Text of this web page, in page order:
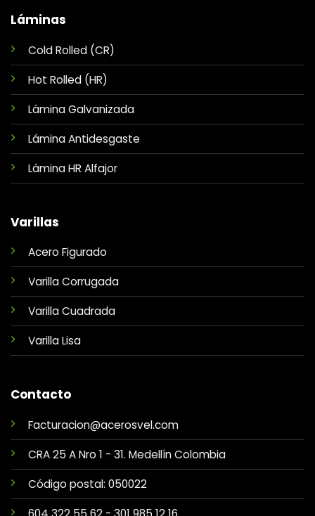
Láminas
Cold Rolled (CR)
Hot Rolled (HR)
Lámina Galvanizada
Lámina Antidesgaste
Lámina HR Alfajor
Varillas
Acero Figurado
Varilla Corrugada
Varilla Cuadrada
Varilla Lisa
Contacto
Facturacion@acerosvel.com
CRA 25 A Nro 1 - 31. Medellín Colombia
Código postal: 050022